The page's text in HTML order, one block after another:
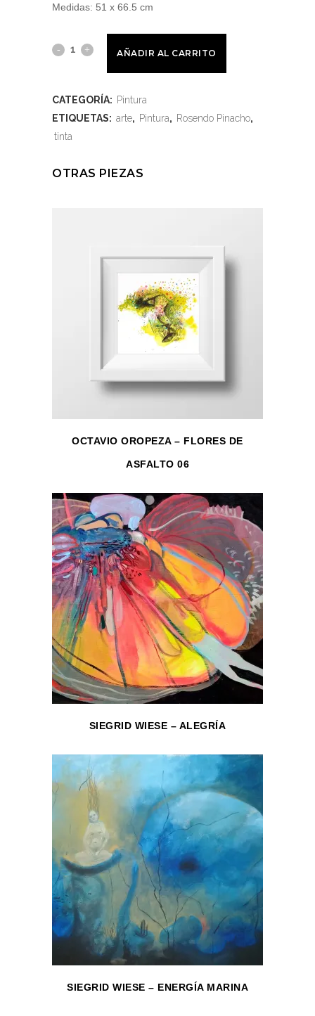
Medidas: 51 x 66.5 cm
AÑADIR AL CARRITO
CATEGORÍA: Pintura
ETIQUETAS: arte, Pintura, Rosendo Pinacho,
tinta
OTRAS PIEZAS
OCTAVIO OROPEZA – FLORES DE
ASFALTO 06
SIEGRID WIESE – ALEGRÍA
SIEGRID WIESE – ENERGÍA MARINA